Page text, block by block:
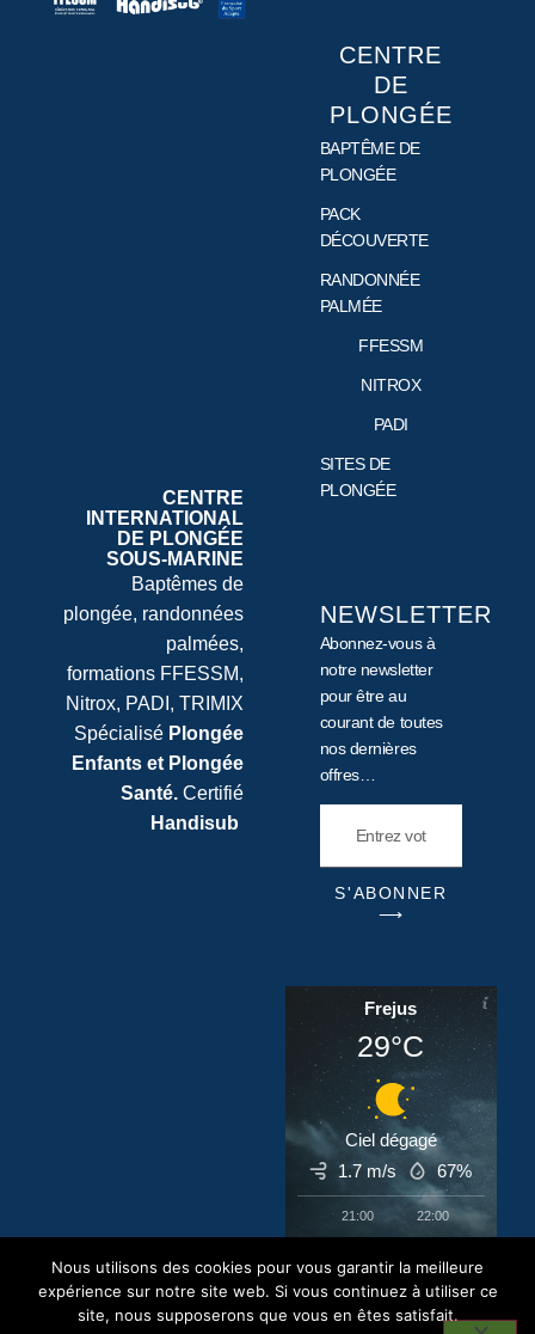
CENTRE
INTERNATIONAL
DE PLONGÉE
SOUS-MARINE
Baptêmes de
plongée, randonnées
palmées,
formations FFESSM,
Nitrox, PADI, TRIMIX
Spécialisé Plongée
Enfants et Plongée
Santé.Certifié
Handisub
CENTRE
DE
PLONGÉE
BAPTÊME DE
PLONGÉE
PACK
DÉCOUVERTE
RANDONNÉE
PALMÉE
FFESSM
NITROX
PADI
SITES DE
PLONGÉE
NEWSLETTER
Abonnez-vous à
notre newsletter
pour être au
courant de toutes
nos dernières
offres…
S'ABONNER
⟶
Frejus
29°C
Ciel dégagé
1.7 m/s
67%
21:00
29°C
22:00
28°C 28°C
Nous utilisons des cookies pour vous garantir la meilleure
expérience sur notre site web. Si vous continuez à utiliser ce
site, nous supposerons que vous en êtes satisfait.